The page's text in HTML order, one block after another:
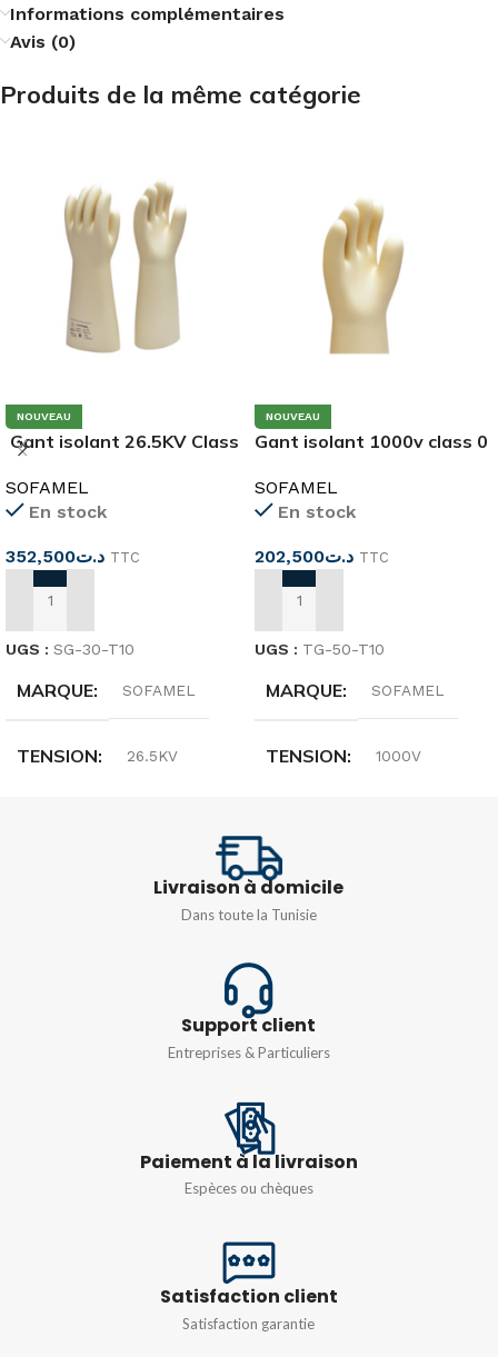
Informations complémentaires
Avis (0)
Produits de la même catégorie
NOUVEAU
Gant isolant 26.5KV Class
SOFAMEL
En stock
د.ت352,500 TTC
AJOUTER AU PANIER
UGS : SG-30-T10
MARQUE SOFAMEL
TENSION 26.5KV
NOUVEAU
Gant isolant 1000v class 0
SOFAMEL
En stock
د.ت202,500 TTC
AJOUTER AU PANIER
UGS : TG-50-T10
MARQUE SOFAMEL
TENSION 1000V
Livraison à domicile
Dans toute la Tunisie
Support client
Entreprises & Particuliers
Paiement à la livraison
Espèces ou chèques
Satisfaction client
Satisfaction garantie